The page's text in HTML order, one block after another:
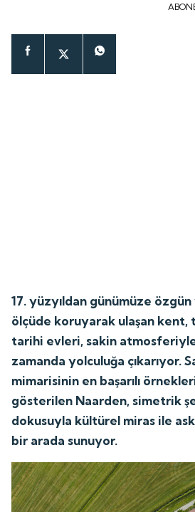
17. yüzyıldan günümüze özgün
ölçüde koruyarak ulaşan kent,
tarihi evleri, sakin
zamanda yolculuğa çıkarıyor.
mimarisinin en başarılı
gösterilen Naarden, simetrik
dokusuyla kültürel miras ile
bir arada sunuyor.